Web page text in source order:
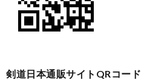
剣道日本通販サイトQRコード